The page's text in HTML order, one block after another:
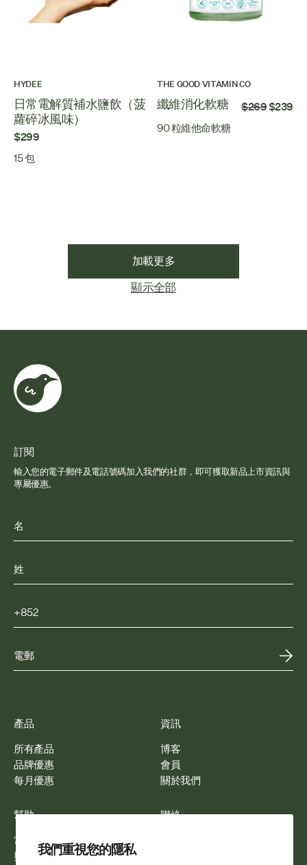
我們重視您的隱私
HYDEE
日常電解質補水鹽飲（菠
蘿碎冰風味）
$299
15 包
THE GOOD VITAMIN CO
纖維消化軟糖 $269$239
90 粒維他命軟糖
加載更多
顯示全部
產品
所有產品
品牌優惠
每月優惠
資訊
博客
會員
關於我們
幫助
常見問題
與我們合作
聯絡
訂閱
輸入您的電子郵件及電話號碼加入我們的社群，即可獲取新品上市資訊與
專屬優惠。